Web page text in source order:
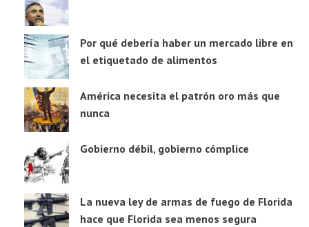
Por qué debería haber un mercado libre en
el etiquetado de alimentos
América necesita el patrón oro más que
nunca
Gobierno débil, gobierno cómplice
La nueva ley de armas de fuego de Florida
hace que Florida sea menos segura